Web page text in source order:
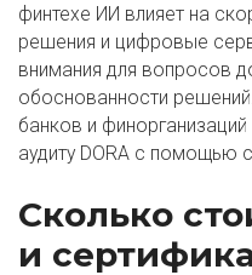
финтехе ИИ влияет на
решения и цифровые
внимания для вопросов
обоснованности
банков и
аудиту DORA с помощью
Сколько
и